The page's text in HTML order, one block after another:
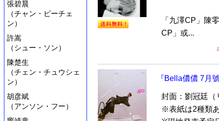
張碧晨
（チャン・ビーチェ
ン）
許嵩
（シュー・ソン）
陳楚生
（チェン・チュウシェ
ン）
胡彦斌
（アンソン・フー）
「九澤CP」陳
CP」或...
『Bella儂儂 7月
封面：劉冠廷（
※表紙は2種類